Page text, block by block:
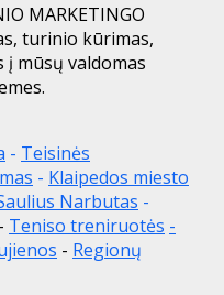
MARKETINGO
turinio kūrimas,
mūsų valdomas
- Teisinės
- Klaipedos miesto
Narbutas -
- Teniso treniruotės -
- Regionų